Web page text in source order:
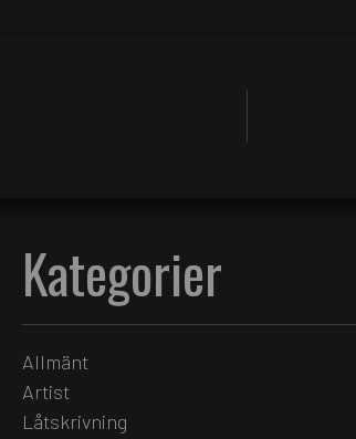
Kategorier
Allmänt
Artist
Låtskrivning